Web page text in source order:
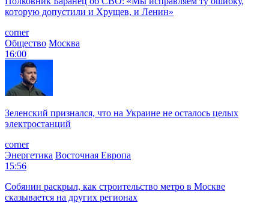
которую допустили и Хрущев, и Ленин»
corner
Общество Москва
16:00
Зеленский признался, что на Украине не осталось целых
электростанций
corner
Энергетика Восточная Европа
15:56
Собянин раскрыл, как строительство метро в Москве
сказывается на других регионах